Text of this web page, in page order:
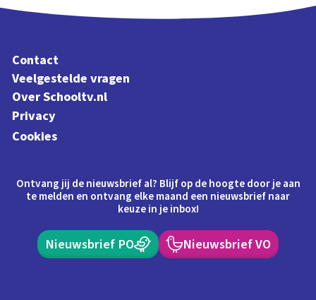
Contact
Veelgestelde vragen
Over Schooltv.nl
Privacy
Cookies
Ontvang jij de nieuwsbrief al? Blijf op de hoogte door je aan
te melden en ontvang elke maand een nieuwsbrief naar
keuze in je inbox!
Nieuwsbrief PO Nieuwsbrief VO